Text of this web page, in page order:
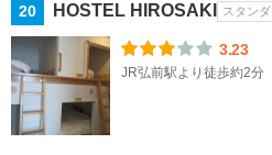
20 HOSTEL HIROSAKI スタン
3.23
JR弘前駅より徒歩約2